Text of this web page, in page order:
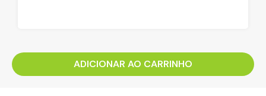
ADICIONAR AO CARRINHO